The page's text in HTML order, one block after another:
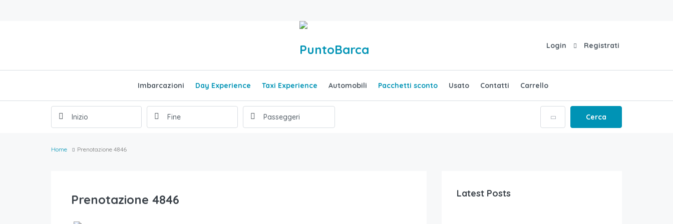
Login Registrati
Imbarcazioni Day Experience Taxi Experience Automobili Pacchetti sconto Usato Contatti Carrello
Cerca
Home Prenotazione 4846
Prenotazione 4846 Latest Posts